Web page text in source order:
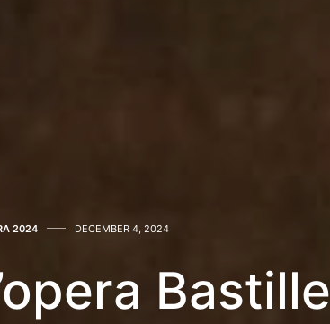
2024 DECEMBER 4, 2024
Bastille